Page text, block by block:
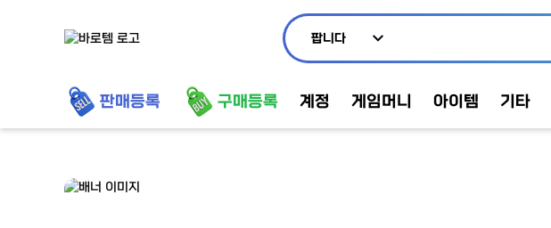
팝니다
판매등록 구매등록 계정 게임머니 아이템 기타